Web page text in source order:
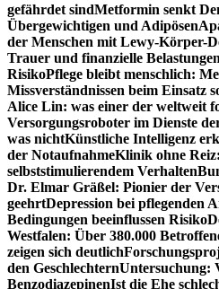
gefährdet sindMetformin senkt
Übergewichtigen und Adipösen
der Menschen mit Lewy-Körper-
Trauer und finanzielle
RisikoPflege bleibt menschlich:
Missverständnissen beim Einsatz
Alice Lin: was einer der weltweit
Versorgungsroboter im Dienste
was nichtKünstliche Intelligenz
der NotaufnahmeKlinik ohne
selbststimulierendem Verhalten
Dr. Elmar Gräßel: Pionier der
geehrtDepression bei pflegenden
Bedingungen beeinflussen Risiko
Westfalen: Über 380.000
zeigen sich deutlich
den GeschlechternUntersuchung:
BenzodiazepinenIst die Ehe